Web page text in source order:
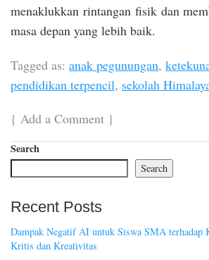
menaklukkan rintangan fisik dan
masa depan yang lebih baik.
Tagged as: anak pegunungan,
pendidikan terpencil, sekolah
{ Add a Comment }
Search
Search
Recent Posts
Dampak Negatif AI untuk Siswa SMA terhadap
Kritis dan Kreativitas